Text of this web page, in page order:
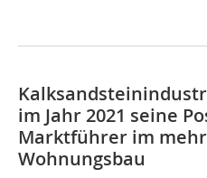
im Jahr 2021 seine
Marktführer im
Wohnungsbau